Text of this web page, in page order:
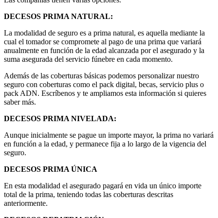
DECESOS PRIMA NATURAL:
La modalidad de seguro es a prima natural, es aquella mediante la
cual el tomador se compromete al pago de una prima que variará
anualmente en función de la edad alcanzada por el asegurado y la
suma asegurada del servicio fúnebre en cada momento.
Además de las coberturas básicas podemos personalizar nuestro
seguro con coberturas como el pack digital, becas, servicio plus o
pack ADN. Escríbenos y te ampliamos esta información si quieres
saber más.
DECESOS PRIMA NIVELADA:
Aunque inicialmente se pague un importe mayor, la prima no variará
en función a la edad, y permanece fija a lo largo de la vigencia del
seguro.
DECESOS PRIMA ÚNICA
En esta modalidad el asegurado pagará en vida un único importe
total de la prima, teniendo todas las coberturas descritas
anteriormente.